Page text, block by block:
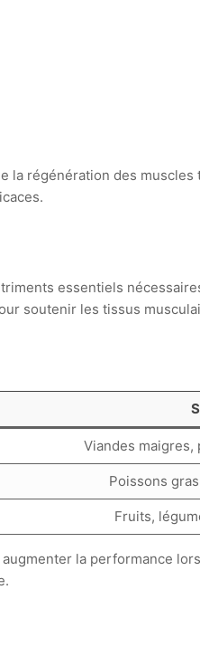
la régénération des
essentiels
soutenir les tissus
Viandes maigres,
Poissons
Fruits,
la performance